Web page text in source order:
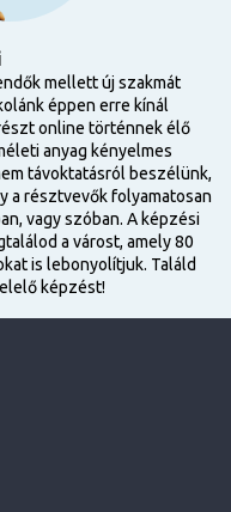
mellett új szakmát
éppen erre kínál
online történnek élő
anyag kényelmes
távoktatásról beszélünk,
a résztvevők folyamatosan
vagy szóban. A képzési
a várost, amely 80
is lebonyolítjuk. Találd
képzést!